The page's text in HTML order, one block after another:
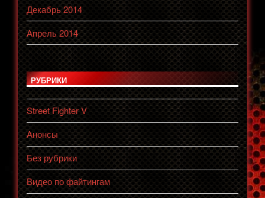
Декабрь 2014
Апрель 2014
РУБРИКИ
Street Fighter V
Анонсы
Без рубрики
Видео по файтингам